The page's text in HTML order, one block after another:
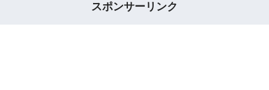
スポンサーリンク